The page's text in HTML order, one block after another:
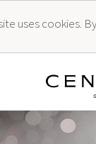
uses cookies.